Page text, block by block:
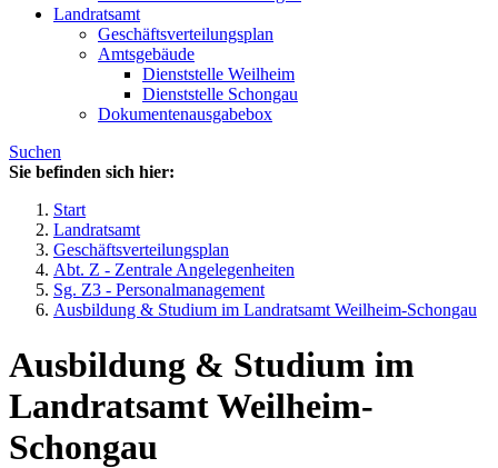
Landratsamt
Geschäftsverteilungsplan
Amtsgebäude
Dienststelle Weilheim
Dienststelle Schongau
Dokumentenausgabebox
Suchen
Sie befinden sich hier:
Start
Landratsamt
Geschäftsverteilungsplan
Abt. Z - Zentrale Angelegenheiten
Sg. Z3 - Personalmanagement
Ausbildung & Studium im Landratsamt Weilheim-Schongau
Ausbildung & Studium im
Landratsamt Weilheim-
Schongau